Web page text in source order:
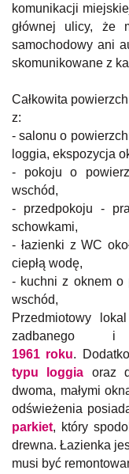
komunikacji
głównej ulicy, że
samochodowy ani
skomunikowane z
Całkowita
z:
- salonu o
loggia, ekspozycja
- pokoju o
wschód,
- przedpokoju -
schowkami,
- łazienki z WC
ciepłą wodę,
- kuchni z oknem o
wschód,
Przedmiotowy
zadbanego
1961 roku.
typu loggia oraz
dwoma, małymi
odświeżenia
parkiet, który
drewna. Łazienka
musi być